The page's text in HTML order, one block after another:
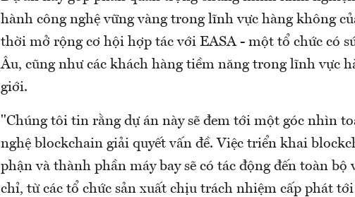
hành công nghệ vững vàng trong lĩnh vực hàng không
thời mở rộng cơ hội hợp tác với EASA - một tổ chức có
Âu, cũng như các khách hàng tiềm năng trong lĩnh vực
giới.
"Chúng tôi tin rằng dự án này sẽ đem tới một góc nhìn
nghệ blockchain giải quyết vấn đề. Việc triển khai
phận và thành phần máy bay sẽ có tác động đến toàn bộ
chỉ, từ các tổ chức sản xuất chịu trách nhiệm cấp phát